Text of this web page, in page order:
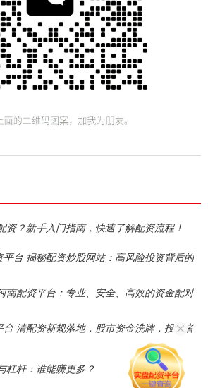
如何配资？新手入门指南，快速了解配资流程！
平台 揭秘配资炒股网站：高风险投资背后的
南配资平台：专业、安全、高效的资金配对
台 清配资新规落地，股市资金洗牌，投资者
杠杆：谁能赚更多？